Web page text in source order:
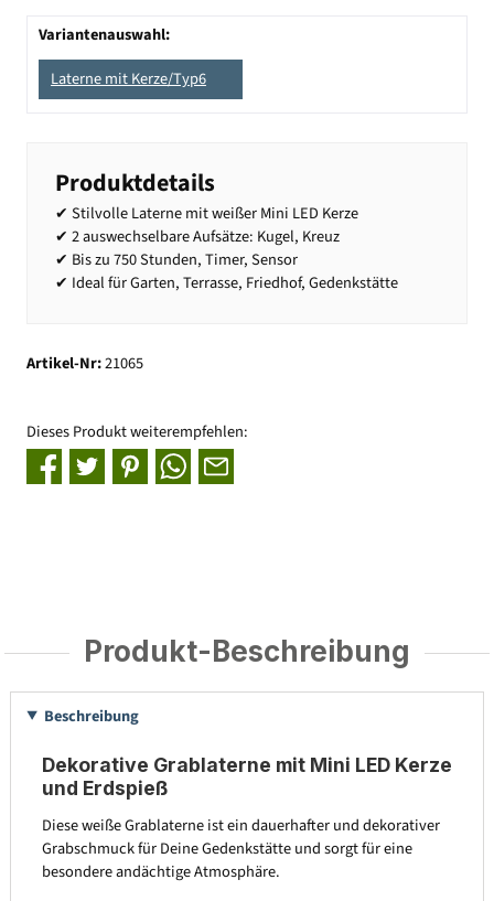
Variantenauswahl:
Laterne mit Kerze/Typ6
Produktdetails
✔ Stilvolle Laterne mit weißer Mini LED Kerze
✔ 2 auswechselbare Aufsätze: Kugel, Kreuz
✔ Bis zu 750 Stunden, Timer, Sensor
✔ Ideal für Garten, Terrasse, Friedhof, Gedenkstätte
Artikel-Nr:21065
Dieses Produkt weiterempfehlen:
Produkt-Beschreibung
Beschreibung
Dekorative Grablaterne mit Mini LED Kerze
und Erdspieß
Diese weiße Grablaterne ist ein dauerhafter und dekorativer
Grabschmuck für Deine Gedenkstätte und sorgt für eine
besondere andächtige Atmosphäre.